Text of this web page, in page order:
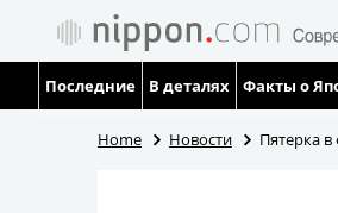
Последние В деталях Факты о
Home Новости Пятерка в